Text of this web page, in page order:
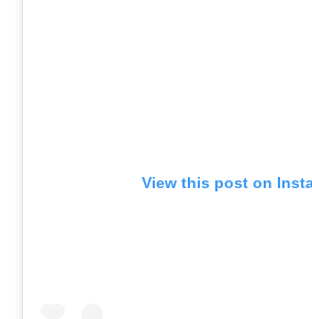
View this post on